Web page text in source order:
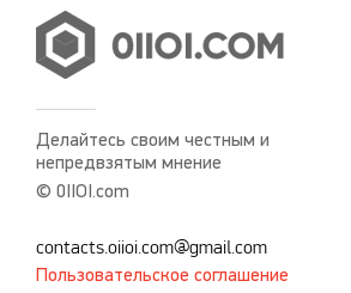
Делайтесь своим честным и
непредвзятым мнение
© 0IIOI.com
contacts.oiioi.com@gmail.com
Пользовательское соглашение